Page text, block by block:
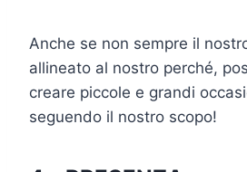
Anche se non sempre il
allineato al nostro perché,
creare piccole e grandi
seguendo il nostro scopo!